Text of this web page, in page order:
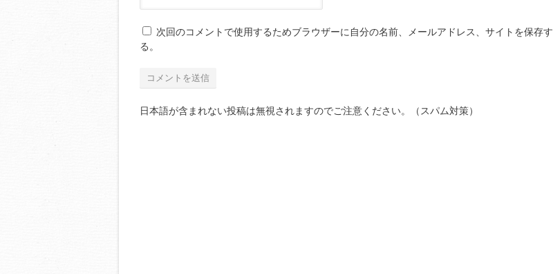
次回のコメントで使用するためブラウザーに自分の名前、メールアドレス、サイトを保存す
る。
日本語が含まれない投稿は無視されますのでご注意ください。（スパム対策）